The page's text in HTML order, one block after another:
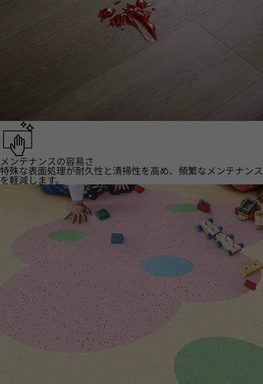
メンテナンスの容易さ
特殊な表面処理が耐久性と清掃性を高め、頻繁なメンテナンス
を軽減します。